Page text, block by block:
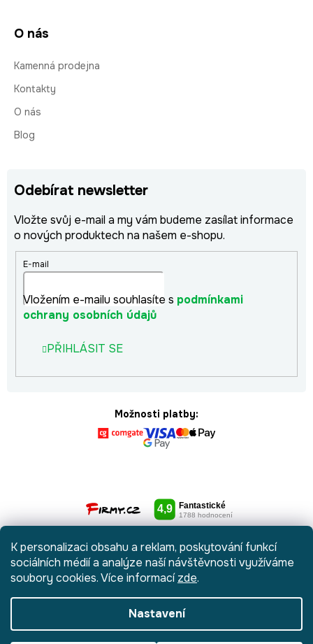
K personalizaci obsahu a reklam, poskytování funkcí
sociálních médií a analýze naší návštěvnosti využíváme
soubory cookies. Více informacízde.
Nastavení
O nás
Kamenná prodejna
Kontakty
O nás
Blog
Odebírat newsletter
Vložte svůj e-mail a my vám budeme zasílat informace
o nových produktech na našem e-shopu.
E-mail
Vložením e-mailu souhlasíte s podmínkami
ochrany osobních údajů
PŘIHLÁSIT SE
Možnosti platby: